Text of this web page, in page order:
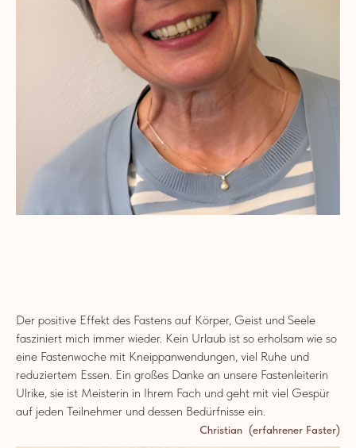
Der positive Effekt des Fastens auf Körper, Geist und Seele
fasziniert mich immer wieder. Kein Urlaub ist so erholsam wie so
eine Fastenwoche mit Kneippanwendungen, viel Ruhe und
reduziertem Essen. Ein großes Danke an unsere Fastenleiterin
Ulrike, sie ist Meisterin in Ihrem Fach und geht mit viel Gespür
auf jeden Teilnehmer und dessen Bedürfnisse ein.
Christian (erfahrener Faster)